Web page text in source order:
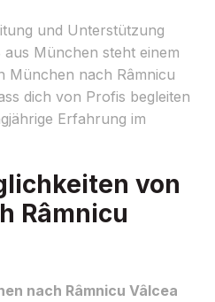
und Unterstützung
München steht einem
München nach Râmnicu
dich von Profis begleiten
Erfahrung im
von
Râmnicu
nach Râmnicu Vâlcea